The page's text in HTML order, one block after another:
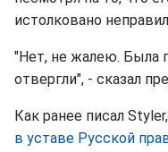
истолковано
"Нет, не жалею. Была
отвергли", - сказал
Как ранее писал Styler,
в уставе Русской